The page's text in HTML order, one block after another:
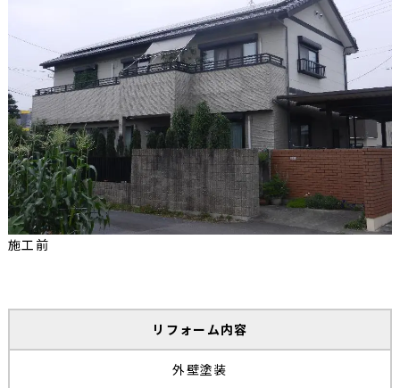
施工前
リフォーム内容
外壁塗装